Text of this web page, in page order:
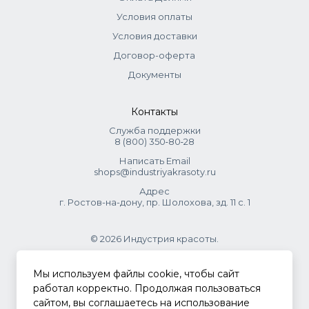
Условия оплаты
Условия доставки
Договор-оферта
Документы
Контакты
Служба поддержки
8 (800) 350‑80‑28
Написать Email
shops@industriyakrasoty.ru
Адрес
г. Ростов-на-дону, пр. Шолохова, зд. 11 с. 1
© 2026 Индустрия красоты.
.
Политика конфиденциальности
Мы используем файлы cookie, чтобы сайт
работал корректно. Продолжая пользоваться
сайтом, вы соглашаетесь на использование